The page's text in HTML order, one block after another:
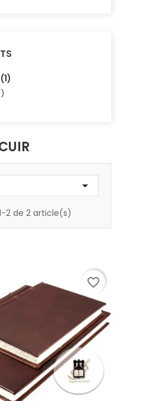

2 de 2 article(s)
favorite_border